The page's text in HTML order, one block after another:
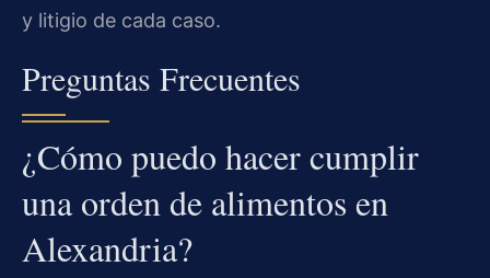
y litigio de cada caso.
Preguntas Frecuentes
¿Cómo puedo hacer cumplir
una orden de alimentos en
Alexandria?